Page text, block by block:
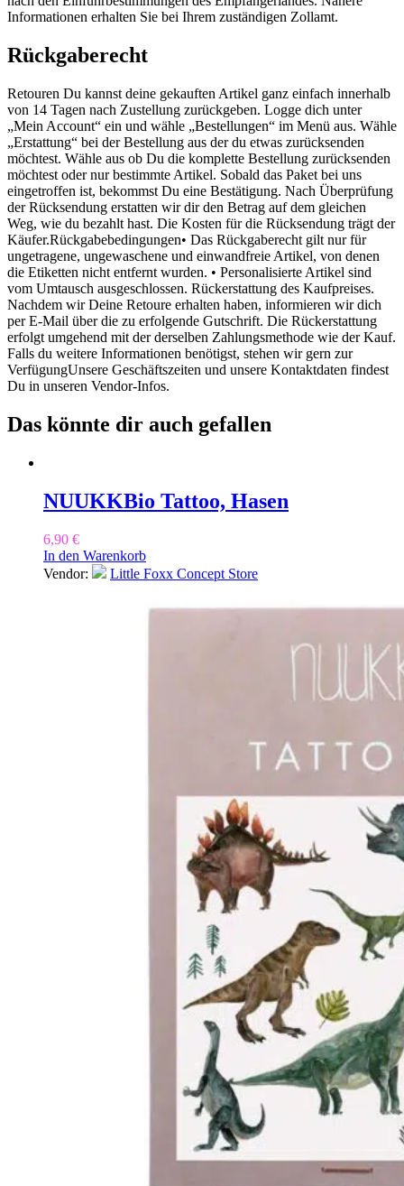
Informationen erhalten Sie bei Ihrem zuständigen Zollamt.
Rückgaberecht
Retouren Du kannst deine gekauften Artikel ganz einfach innerhalb
von 14 Tagen nach Zustellung zurückgeben. Logge dich unter
„Mein Account“ ein und wähle „Bestellungen“ im Menü aus. Wähle
„Erstattung“ bei der Bestellung aus der du etwas zurücksenden
möchtest. Wähle aus ob Du die komplette Bestellung zurücksenden
möchtest oder nur bestimmte Artikel. Sobald das Paket bei uns
eingetroffen ist, bekommst Du eine Bestätigung. Nach Überprüfung
der Rücksendung erstatten wir dir den Betrag auf dem gleichen
Weg, wie du bezahlt hast. Die Kosten für die Rücksendung trägt der
Käufer.Rückgabebedingungen• Das Rückgaberecht gilt nur für
ungetragene, ungewaschene und einwandfreie Artikel, von denen
die Etiketten nicht entfernt wurden. • Personalisierte Artikel sind
vom Umtausch ausgeschlossen. Rückerstattung des Kaufpreises.
Nachdem wir Deine Retoure erhalten haben, informieren wir dich
per E-Mail über die zu erfolgende Gutschrift. Die Rückerstattung
erfolgt umgehend mit der derselben Zahlungsmethode wie der Kauf.
Falls du weitere Informationen benötigst, stehen wir gern zur
VerfügungUnsere Geschäftszeiten und unsere Kontaktdaten findest
Du in unseren Vendor-Infos.
Das könnte dir auch gefallen
NUUKKBio Tattoo, Hasen
6,90 €
In den Warenkorb
Vendor:
Little Foxx Concept Store